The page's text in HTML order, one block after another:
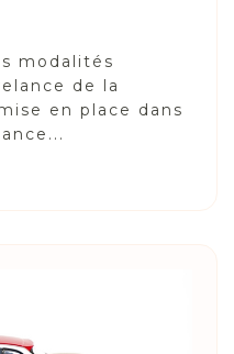
modalités
de la
en place dans